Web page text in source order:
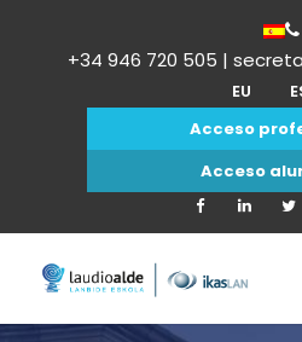
+34 946 720 505 |
EU
Acceso
Acceso